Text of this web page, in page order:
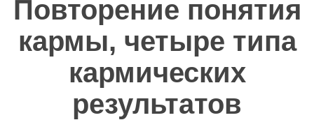
Повторение понятия
кармы, четыре типа
кармических
результатов